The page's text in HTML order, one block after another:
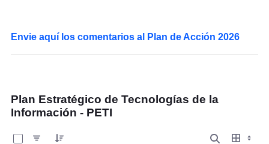
Envie aquí los comentarios al Plan de Acción 2026
Plan Estratégico de Tecnologías de la
Información - PETI